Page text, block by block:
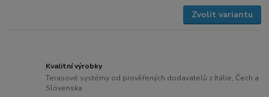
Zvolit variantu
Kvalitní výrobky
Terasové systémy od prověřených dodavatelů z Itálie, Čech a
Slovenska